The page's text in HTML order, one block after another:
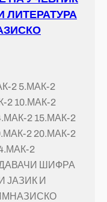
ЛИТЕРАТУРА
2 5.МАК-2
2 10.МАК-2
2 15.МАК-2
2 20.МАК-2
2
ШИФРА
ЈАЗИК И